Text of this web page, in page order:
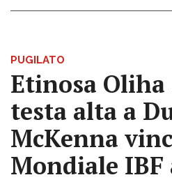
PUGILATO
Etinosa
testa alta a
McKenna
Mondiale